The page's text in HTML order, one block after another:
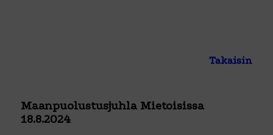
Takaisin
Maanpuolustusjuhla Mietoisissa
18.8.2024